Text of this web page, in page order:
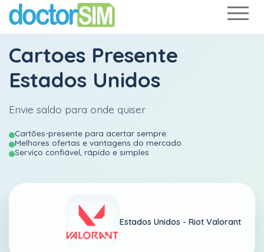
Cartoes Presente
Estados Unidos
Envie saldo para onde quiser
Cartões-presente para acertar sempre.
Melhores ofertas e vantagens do mercado
Serviço confiável, rápido e simples
Estados Unidos - Riot Valorant